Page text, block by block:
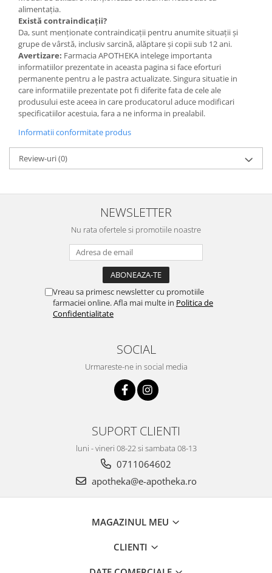
alimentația.
Există contraindicații?
Da, sunt menționate contraindicații pentru anumite situații și
grupe de vârstă, inclusiv sarcină, alăptare și copii sub 12 ani.
Avertizare: Farmacia APOTHEKA intelege importanta
informatiilor prezentate in aceasta pagina si face eforturi
permanente pentru a le pastra actualizate. Singura situatie in
care informatiile prezentate pot fi diferite fata de cele ale
produsului este aceea in care producatorul aduce modificari
specificatiilor acestuia, fara a ne informa in prealabil.
Informatii conformitate produs
Review-uri(0)
NEWSLETTER
Nu rata ofertele si promotiile noastre
Vreau sa primesc newsletter cu promotiile
farmaciei online. Afla mai multe in Politica de
Confidentialitate
SOCIAL
Urmareste-ne in social media
SUPORT CLIENTI
luni - vineri 08-22 si sambata 08-13
0711064602
apotheka@e-apotheka.ro
MAGAZINUL MEU
CLIENTI